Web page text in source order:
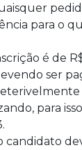
para o
é de
ser
para
candidato